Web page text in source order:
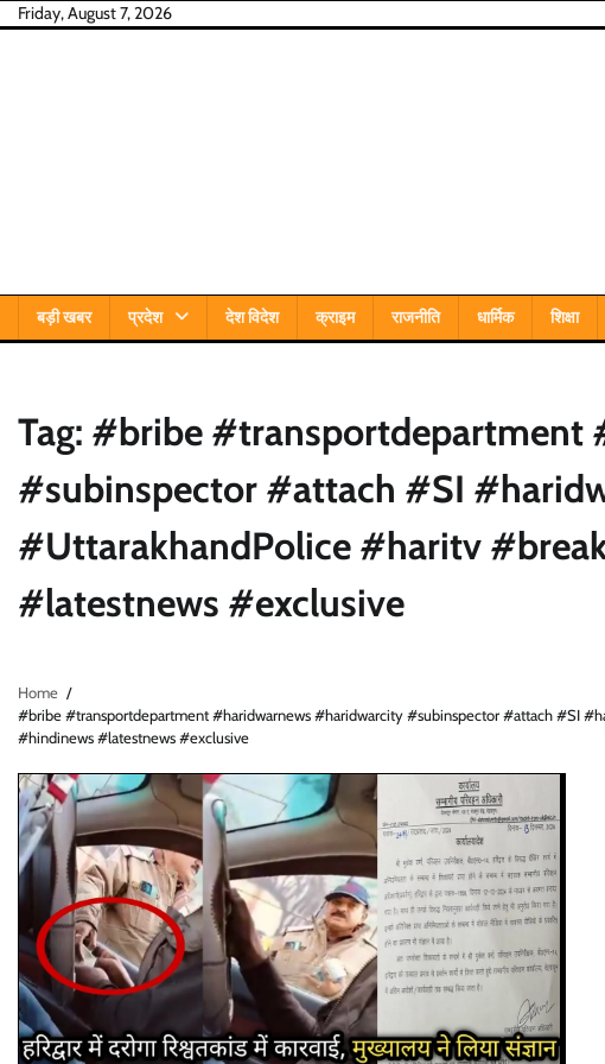
SkipFriday, August 7, 2026
बड़ी खबर प्रदेश देश विदेश क्राइम राजनीति धार्मिक शिक्षा
Tag: #bribe #transportdepartment
#subinspector #attach #SI
#UttarakhandPolice #haritv
#latestnews #exclusive
Home
#bribe #transportdepartment #haridwarnews #haridwarcity #subinspector #attach #SI
#hindinews #latestnews #exclusive